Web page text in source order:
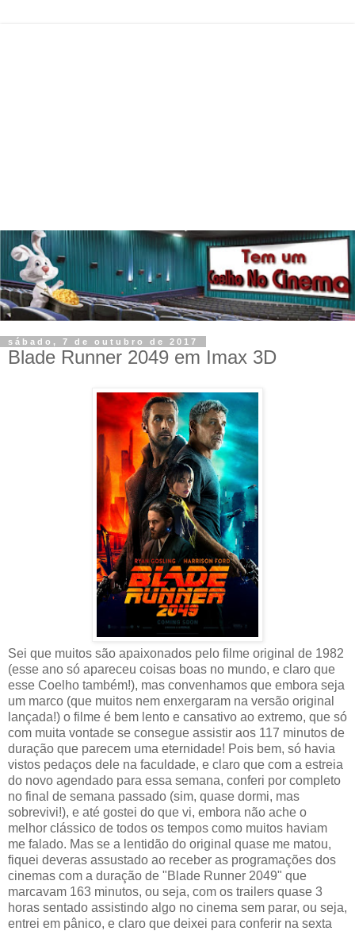
sábado, 7 de outubro de 2017
Blade Runner 2049 em Imax 3D
Sei que muitos são apaixonados pelo filme original de 1982
(esse ano só apareceu coisas boas no mundo, e claro que
esse Coelho também!), mas convenhamos que embora seja
um marco (que muitos nem enxergaram na versão original
lançada!) o filme é bem lento e cansativo ao extremo, que só
com muita vontade se consegue assistir aos 117 minutos de
duração que parecem uma eternidade! Pois bem, só havia
vistos pedaços dele na faculdade, e claro que com a estreia
do novo agendado para essa semana, conferi por completo
no final de semana passado (sim, quase dormi, mas
sobrevivi!), e até gostei do que vi, embora não ache o
melhor clássico de todos os tempos como muitos haviam
me falado. Mas se a lentidão do original quase me matou,
fiquei deveras assustado ao receber as programações dos
cinemas com a duração de "Blade Runner 2049" que
marcavam 163 minutos, ou seja, com os trailers quase 3
horas sentado assistindo algo no cinema sem parar, ou seja,
entrei em pânico, e claro que deixei para conferir na sexta